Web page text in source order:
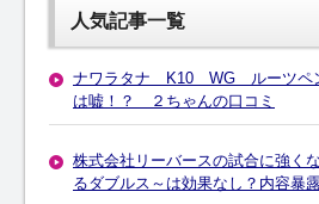
人気記事一覧
ナワラタナ K10 WG ルーツペ
は嘘！？ ２ちゃんの口コミ
株式会社リーバースの試合に強く
るダブルス～は効果なし？内容暴